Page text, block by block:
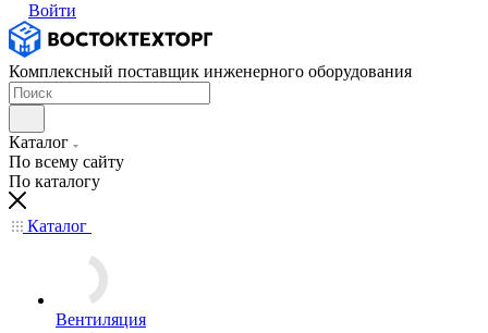
Войти
Комплексный поставщик инженерного оборудования
Каталог
По всему сайту
По каталогу
Каталог
Вентиляция